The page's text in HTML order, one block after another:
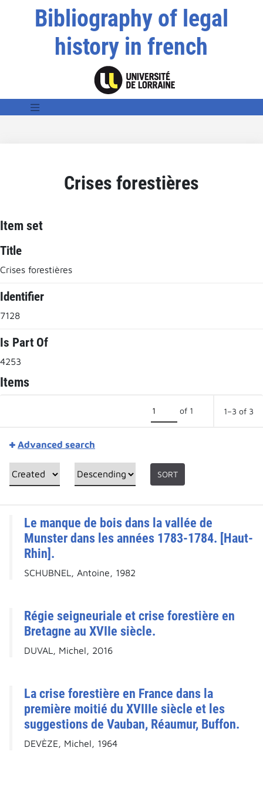
Bibliography of legal
history in french
Crises forestières
Item set
Title
Crises forestières
Identifier
7128
Is Part Of
4253
Items
of 1 1–3 of 3
Advanced search
SORT
Le manque de bois dans la vallée de
Munster dans les années 1783-1784. [Haut-
Rhin].
SCHUBNEL, Antoine, 1982
Régie seigneuriale et crise forestière en
Bretagne au XVIIe siècle.
DUVAL, Michel, 2016
La crise forestière en France dans la
première moitié du XVIIIe siècle et les
suggestions de Vauban, Réaumur, Buffon.
DEVÈZE, Michel, 1964